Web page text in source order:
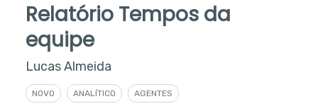
Relatório Tempos da
equipe
Lucas Almeida
NOVO ANALÍTICO AGENTES